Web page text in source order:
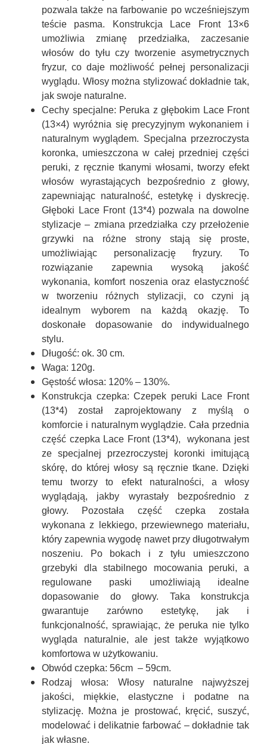
pozwala także na farbowanie po wcześniejszym
teście pasma. Konstrukcja Lace Front 13×6
umożliwia zmianę przedziałka, zaczesanie
włosów do tyłu czy tworzenie asymetrycznych
fryzur, co daje możliwość pełnej personalizacji
wyglądu. Włosy można stylizować dokładnie tak,
jak swoje naturalne.
Cechy specjalne: Peruka z głębokim Lace Front
(13×4) wyróżnia się precyzyjnym wykonaniem i
naturalnym wyglądem. Specjalna przezroczysta
koronka, umieszczona w całej przedniej części
peruki, z ręcznie tkanymi włosami, tworzy efekt
włosów wyrastających bezpośrednio z głowy,
zapewniając naturalność, estetykę i dyskrecję.
Głęboki Lace Front (13*4)pozwala na dowolne
stylizacje – zmiana przedziałka czy przełożenie
grzywki na różne strony stają się proste,
umożliwiając personalizację fryzury. To
rozwiązanie zapewnia wysoką jakość
wykonania, komfort noszenia oraz elastyczność
w tworzeniu różnych stylizacji, co czyni ją
idealnym wyborem na każdą okazję. To
doskonałe dopasowanie do indywidualnego
stylu.
Długość: ok. 30 cm.
Waga: 120g.
Gęstość włosa: 120% – 130%.
Konstrukcja czepka: Czepek peruki
Lace Front
(13*4) został zaprojektowany z myślą o
komforcie i naturalnym wyglądzie. Cała przednia
część czepka Lace Front (13*4), wykonana jest
ze specjalnej przezroczystej koronki imitującą
skórę, do której włosy są ręcznie tkane. Dzięki
temu tworzy to efekt naturalności, a włosy
wyglądają, jakby wyrastały bezpośrednio z
głowy. Pozostała część czepka została
wykonana z lekkiego, przewiewnego materiału,
który zapewnia wygodę nawet przy długotrwałym
noszeniu. Po bokach i z tyłu umieszczono
grzebyki dla stabilnego mocowania peruki, a
regulowane paski umożliwiają idealne
dopasowanie do głowy. Taka konstrukcja
gwarantuje zarówno estetykę, jak i
funkcjonalność, sprawiając, że peruka nie tylko
wygląda naturalnie, ale jest także wyjątkowo
komfortowa w użytkowaniu.
Obwód czepka: 56cm – 59cm.
Rodzaj włosa: Włosy naturalne najwyższej
jakości, miękkie, elastyczne i podatne na
stylizację. Można je prostować, kręcić, suszyć,
modelować i delikatnie farbować – dokładnie tak
jak własne.